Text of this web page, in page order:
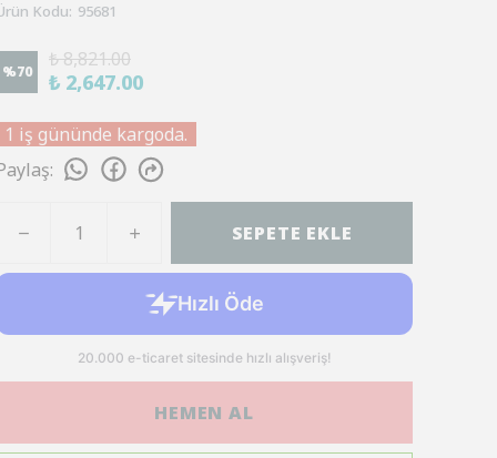
Kodu: 95681
%70
₺ 8,821.00
₺ 2,647.00
iş gününde kargoda.
:
SEPETE EKLE
HEMEN AL